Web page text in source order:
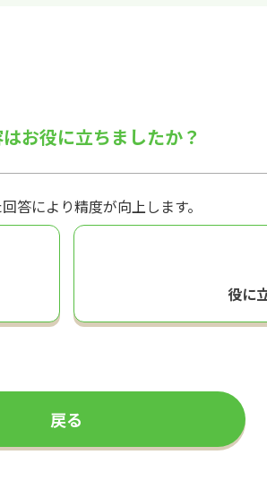
お役に立ちましたか？
答により精度が向上します。
役に
戻る